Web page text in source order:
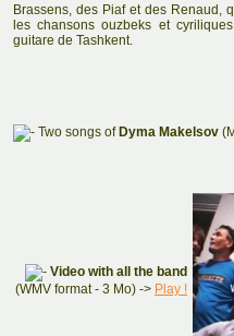
Brassens, des Piaf et des Renaud,
les chansons ouzbeks et
guitare de Tashkent.
Two songs of Dyma Makelsov
Video with all the band
(WMV format - 3 Mo) -> Play !